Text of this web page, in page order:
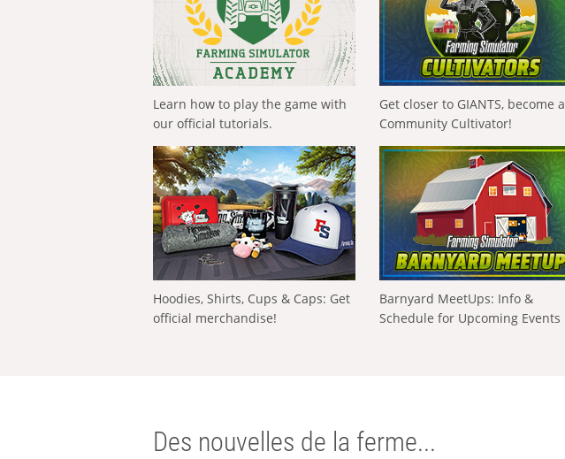
Learn how to play the game with
our official tutorials.
Get closer to GIANTS, become a
Community Cultivator!
Hoodies, Shirts, Cups & Caps: Get
official merchandise!
Barnyard MeetUps: Info &
Schedule for Upcoming Events
Des nouvelles de la ferme...